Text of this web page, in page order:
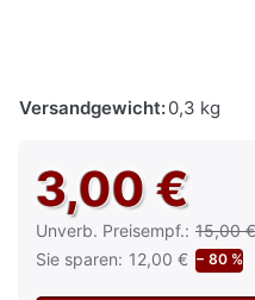
Versandgewicht:0,3 kg
3,00 €
Unverb. Preisempf.: 15,00 €
Die UVP ist der
Sie sparen: 12,00 € − 80 %